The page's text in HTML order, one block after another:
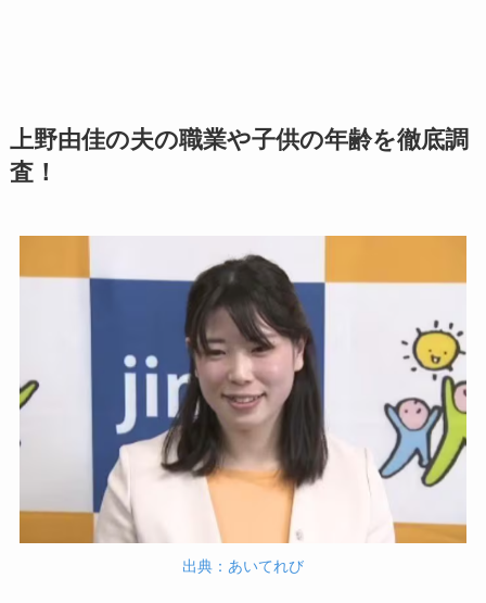
上野由佳の夫の職業や子供の年齢を徹底調
査！
出典：あいてれび